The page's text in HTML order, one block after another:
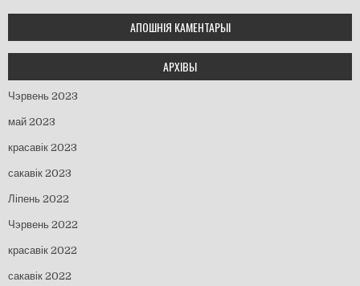
АПОШНІЯ КАМЕНТАРЫІ
АРХІВЫ
Чэрвень 2023
май 2023
красавік 2023
сакавік 2023
Ліпень 2022
Чэрвень 2022
красавік 2022
сакавік 2022